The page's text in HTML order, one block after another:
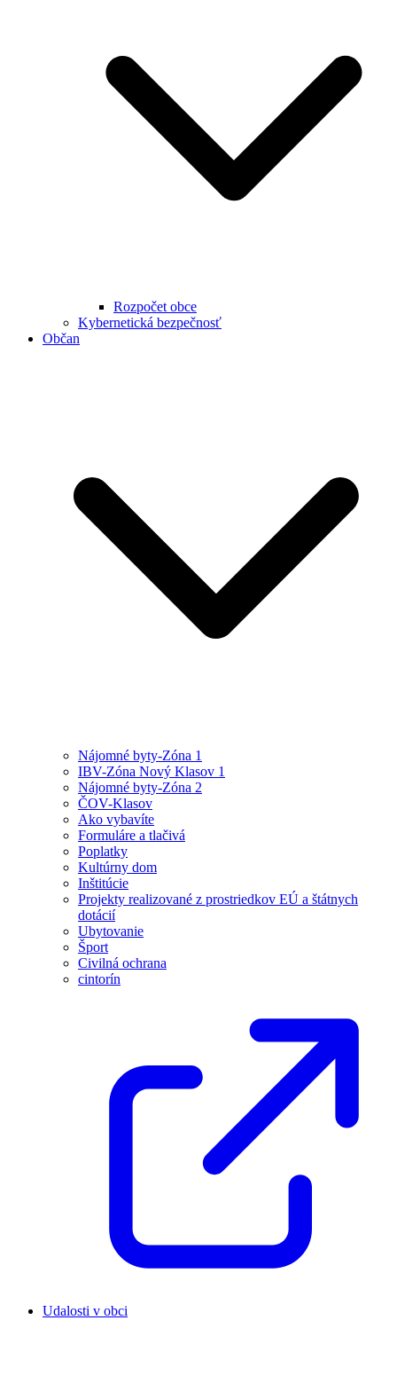
Rozpočet obce
Kybernetická bezpečnosť
Občan
Nájomné byty-Zóna 1
IBV-Zóna Nový Klasov 1
Nájomné byty-Zóna 2
ČOV-Klasov
Ako vybavíte
Formuláre a tlačivá
Poplatky
Kultúrny dom
Inštitúcie
Projekty realizované z prostriedkov EÚ a štátnych
dotácií
Ubytovanie
Šport
Civilná ochrana
cintorín
Udalosti v obci